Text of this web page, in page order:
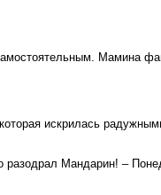
Мамина
искрилась
Мандарин! –